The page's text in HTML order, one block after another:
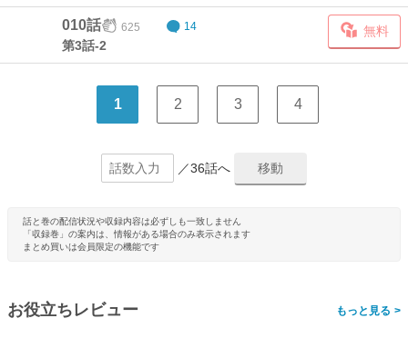
010話 625 14
第3話-2
無料
1 2 3 4
／36話へ
話と巻の配信状況や収録内容は必ずしも一致しません
「収録巻」の案内は、情報がある場合のみ表示されます
まとめ買いは会員限定の機能です
お役立ちレビュー >